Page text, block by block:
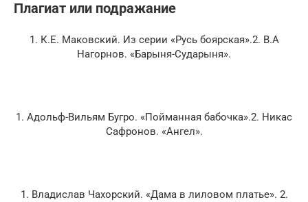
Плагиат или подражание
1. К.Е. Маковский. Из серии «Русь боярская».2. В.А
Нагорнов. «Барыня-Сударыня».
1. Адольф-Вильям Бугро. «Пойманная бабочка».2. Никас
Сафронов. «Ангел».
1. Владислав Чахорский. «Дама в лиловом платье». 2.